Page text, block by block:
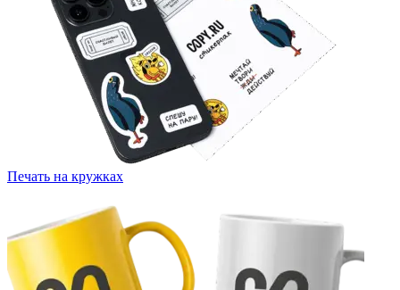
Печать на кружках